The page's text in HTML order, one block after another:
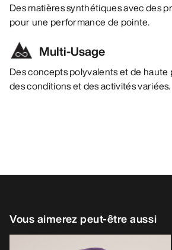
Des matières synthétiques avec des
pour une performance de pointe.
Multi-Usage
Des concepts polyvalents et de
des conditions et des activités variées.
Vous aimerez peut-être aussi